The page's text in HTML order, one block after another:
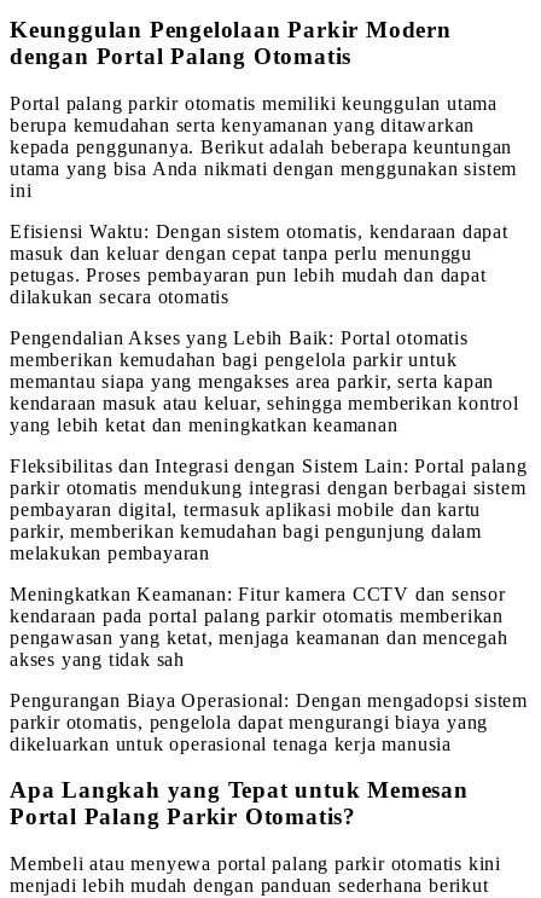
Keunggulan Pengelolaan Parkir Modern
dengan Portal Palang Otomatis
Portal palang parkir otomatis memiliki keunggulan utama
berupa kemudahan serta kenyamanan yang ditawarkan
kepada penggunanya. Berikut adalah beberapa keuntungan
utama yang bisa Anda nikmati dengan menggunakan sistem
ini
Efisiensi Waktu: Dengan sistem otomatis, kendaraan dapat
masuk dan keluar dengan cepat tanpa perlu menunggu
petugas. Proses pembayaran pun lebih mudah dan dapat
dilakukan secara otomatis
Pengendalian Akses yang Lebih Baik: Portal otomatis
memberikan kemudahan bagi pengelola parkir untuk
memantau siapa yang mengakses area parkir, serta kapan
kendaraan masuk atau keluar, sehingga memberikan kontrol
yang lebih ketat dan meningkatkan keamanan
Fleksibilitas dan Integrasi dengan Sistem Lain: Portal palang
parkir otomatis mendukung integrasi dengan berbagai sistem
pembayaran digital, termasuk aplikasi mobile dan kartu
parkir, memberikan kemudahan bagi pengunjung dalam
melakukan pembayaran
Meningkatkan Keamanan: Fitur kamera CCTV dan sensor
kendaraan pada portal palang parkir otomatis memberikan
pengawasan yang ketat, menjaga keamanan dan mencegah
akses yang tidak sah
Pengurangan Biaya Operasional: Dengan mengadopsi sistem
parkir otomatis, pengelola dapat mengurangi biaya yang
dikeluarkan untuk operasional tenaga kerja manusia
Apa Langkah yang Tepat untuk Memesan
Portal Palang Parkir Otomatis?
Membeli atau menyewa portal palang parkir otomatis kini
menjadi lebih mudah dengan panduan sederhana berikut